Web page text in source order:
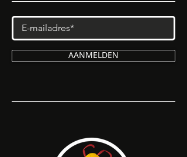
AANMELDEN